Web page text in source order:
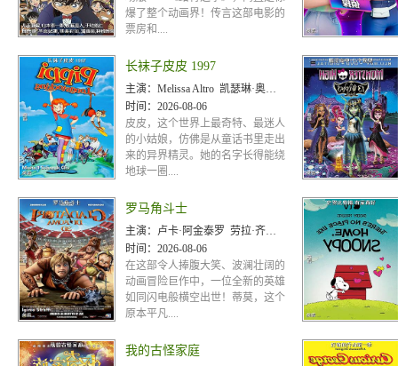
爆了整个动画界！传言这部电影的
票房和....
长袜子皮皮 1997
主演： Melissa Altro 凯瑟琳·奥哈拉 Carole Pope
时间： 2026-08-06
皮皮，这个世界上最奇特、最迷人
的小姑娘，仿佛是从童话书里走出
来的异界精灵。她的名字长得能绕
地球一圈....
罗马角斗士
主演： 卢卡·阿金泰罗 劳拉·齐亚蒂 朱莉安·浩夫
时间： 2026-08-06
在这部令人捧腹大笑、波澜壮阔的
动画冒险巨作中，一位全新的英雄
如同闪电般横空出世！蒂莫，这个
原本平凡....
我的古怪家庭